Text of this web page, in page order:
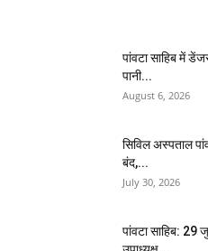
पांवटा साहिब में
पानी...
August 6, 2026
सिविल अस्पताल
बंद,...
July 30, 2026
पांवटा साहिब: 29